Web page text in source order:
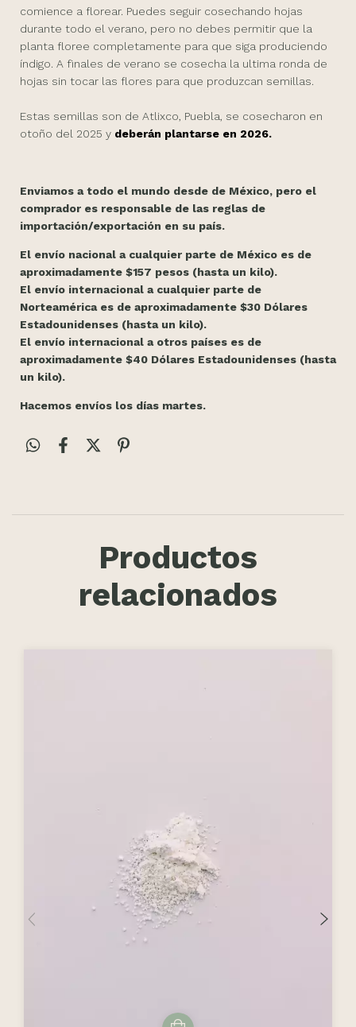
comience a florear. Puedes seguir cosechando hojas
durante todo el verano, pero no debes permitir que la
planta floree completamente para que siga produciendo
índigo. A finales de verano se cosecha la ultima ronda de
hojas sin tocar las flores para que produzcan semillas.
Estas semillas son de Atlixco, Puebla, se cosecharon en
otoño del 2025 y deberán plantarse en 2026.
Enviamos a todo el mundo desde de México, pero el
comprador es responsable de las reglas de
importación/exportación en su país.
El envío nacional a cualquier parte de México es de
aproximadamente $157 pesos (hasta un kilo).
El envío internacional a cualquier parte de
Norteamérica es de aproximadamente $30 Dólares
Estadounidenses (hasta un kilo).
El envío internacional a otros países es de
aproximadamente $40 Dólares Estadounidenses (hasta
un kilo).
Hacemos envíos los días martes.
Productos
relacionados